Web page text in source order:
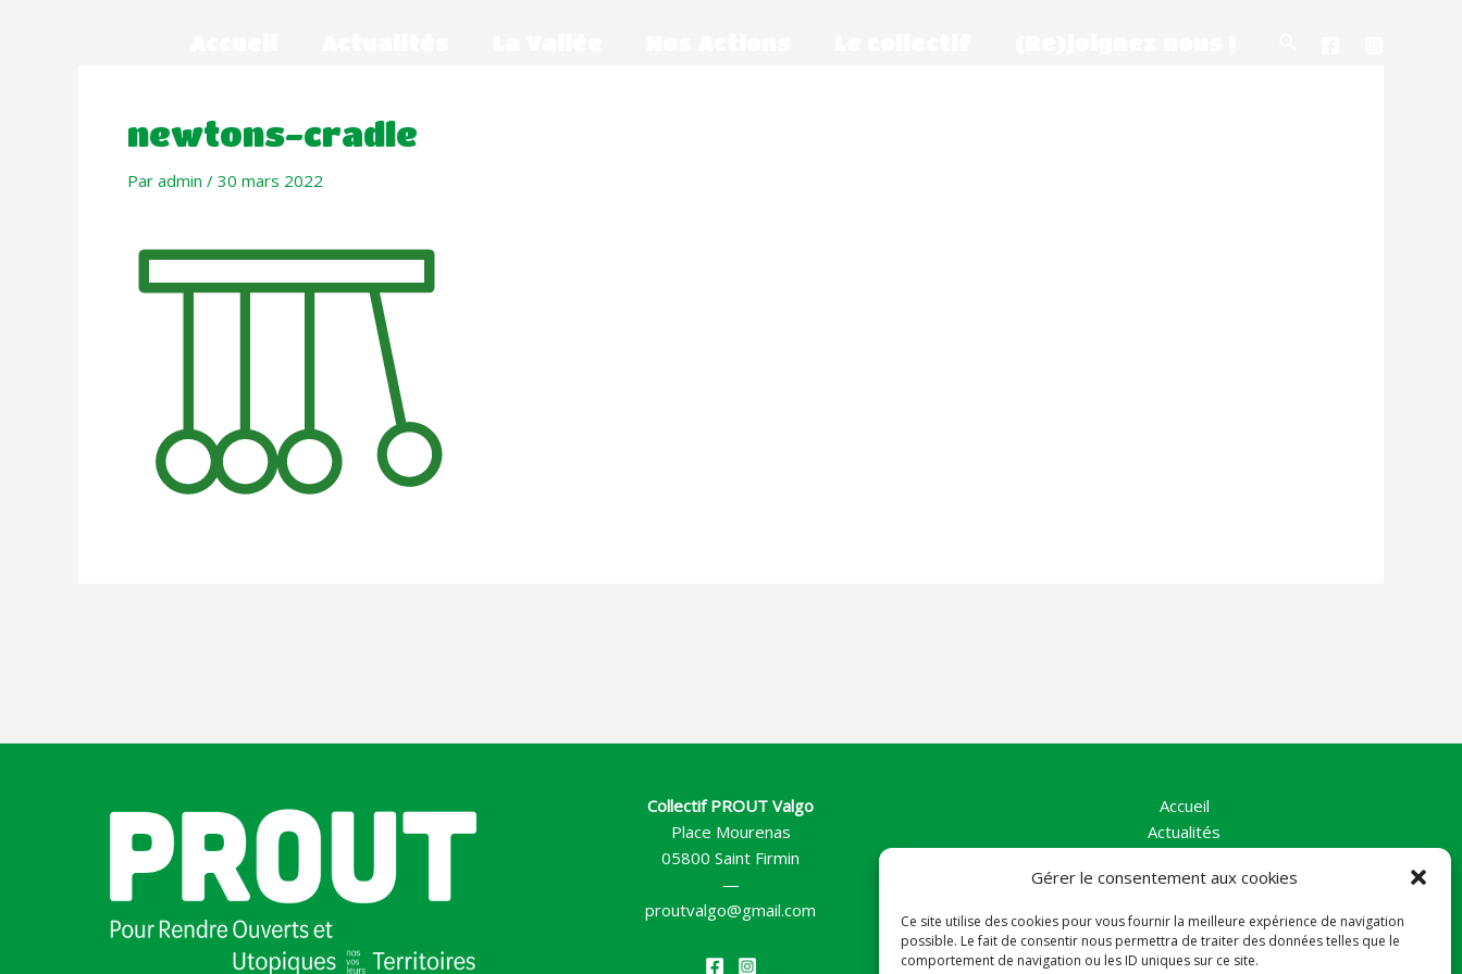
Gérer le consentement aux cookies
Ce site utilise des cookies pour vous fournir la meilleure expérience de navigation
possible. Le fait de consentir nous permettra de traiter des données telles que le
comportement de navigation ou les ID uniques sur ce site.
newtons-cradle
Par admin / 30 mars 2022
Collectif PROUT Valgo
Place Mourenas
05800 Saint Firmin
—
proutvalgo@gmail.com
Accueil
Actualités
Nos Actions
Contact
Politique de cookies (UE)